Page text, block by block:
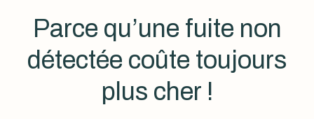
Parce qu’une fuite non
détectée coûte toujours
plus cher !